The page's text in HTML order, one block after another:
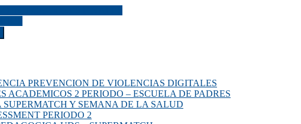
PREVENCION DE VIOLENCIAS DIGITALES
ACADEMICOS 2 PERIODO – ESCUELA DE PADRES
Y SEMANA DE LA SALUD
PERIODO 2